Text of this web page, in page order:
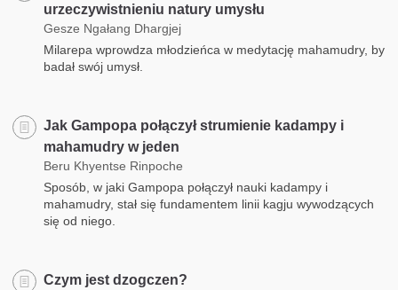
urzeczywistnieniu natury umysłu
Gesze Ngałang Dhargjej
Milarepa wprowdza młodzieńca w medytację mahamudry, by
badał swój umysł.
Jak Gampopa połączył strumienie kadampy i
mahamudry w jeden
Beru Khyentse Rinpoche
Sposób, w jaki Gampopa połączył nauki kadampy i
mahamudry, stał się fundamentem linii kagju wywodzących
się od niego.
Czym jest dzogczen?